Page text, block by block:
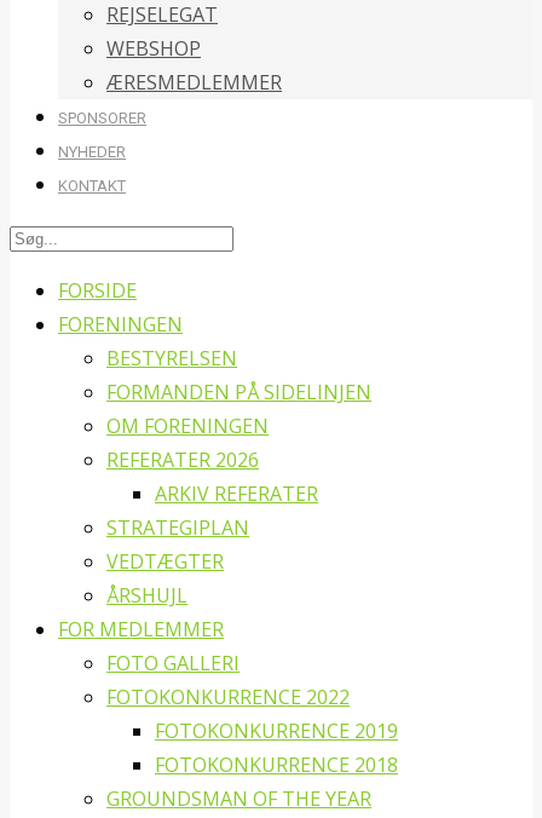
REJSELEGAT
WEBSHOP
ÆRESMEDLEMMER
SPONSORER
NYHEDER
KONTAKT
FORSIDE
FORENINGEN
BESTYRELSEN
FORMANDEN PÅ SIDELINJEN
OM FORENINGEN
REFERATER 2026
ARKIV REFERATER
STRATEGIPLAN
VEDTÆGTER
ÅRSHUJL
FOR MEDLEMMER
FOTO GALLERI
FOTOKONKURRENCE 2022
FOTOKONKURRENCE 2019
FOTOKONKURRENCE 2018
GROUNDSMAN OF THE YEAR